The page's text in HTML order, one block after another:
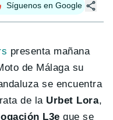
Síguenos en Google
presenta mañana
de Málaga su
se encuentra
de la Urbet Lora,
L3e que se